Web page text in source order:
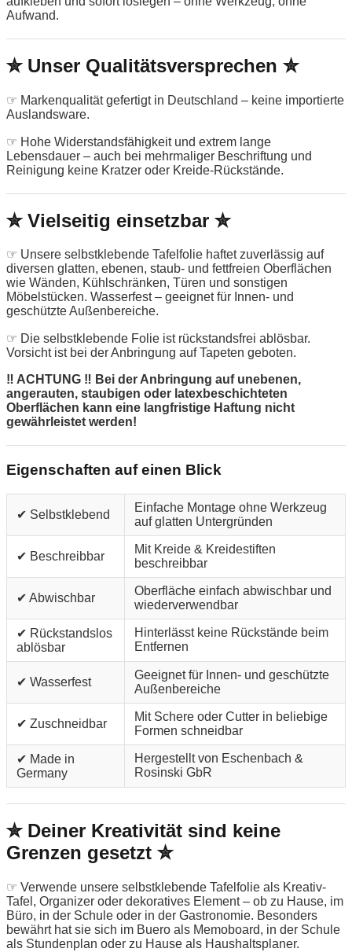
Aufwand.
✮ Unser Qualitätsversprechen ✮
☞ Markenqualität gefertigt in Deutschland – keine importierte
Auslandsware.
☞ Hohe Widerstandsfähigkeit und extrem lange
Lebensdauer – auch bei mehrmaliger Beschriftung und
Reinigung keine Kratzer oder Kreide-Rückstände.
✮ Vielseitig einsetzbar ✮
☞ Unsere selbstklebende Tafelfolie haftet zuverlässig auf
diversen glatten, ebenen, staub- und fettfreien Oberflächen
wie Wänden, Kühlschränken, Türen und sonstigen
Möbelstücken. Wasserfest – geeignet für Innen- und
geschützte Außenbereiche.
☞ Die selbstklebende Folie ist rückstandsfrei ablösbar.
Vorsicht ist bei der Anbringung auf Tapeten geboten.
‼ ACHTUNG ‼ Bei der Anbringung auf unebenen,
angerauten, staubigen oder latexbeschichteten
Oberflächen kann eine langfristige Haftung nicht
gewährleistet werden!
Eigenschaften auf einen Blick
✔ Selbstklebend
Einfache Montage ohne Werkzeug
auf glatten Untergründen
✔ Beschreibbar
Mit Kreide & Kreidestiften
beschreibbar
✔ Abwischbar
Oberfläche einfach abwischbar und
wiederverwendbar
✔ Rückstandslos
ablösbar
Hinterlässt keine Rückstände beim
Entfernen
✔ Wasserfest
Geeignet für Innen- und geschützte
Außenbereiche
✔ Zuschneidbar
Mit Schere oder Cutter in beliebige
Formen schneidbar
✔ Made in
Germany
Hergestellt von Eschenbach &
Rosinski GbR
✮ Deiner Kreativität sind keine
Grenzen gesetzt ✮
☞ Verwende unsere selbstklebende Tafelfolie als Kreativ-
Tafel, Organizer oder dekoratives Element – ob zu Hause, im
Büro, in der Schule oder in der Gastronomie. Besonders
bewährt hat sie sich im Buero als Memoboard, in der Schule
als Stundenplan oder zu Hause als Haushaltsplaner.